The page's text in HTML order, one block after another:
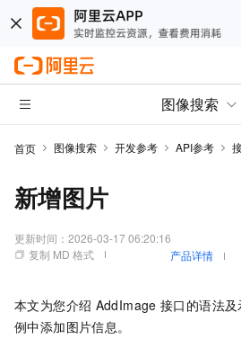
图像搜索
首页 图像搜索 开发参考 API参考
新增图片
更新时间： 2026-03-17 06:20:16
复制 MD 格式
产品详情
本文为您介绍 AddImage 接口的语法
例中添加图片信息。